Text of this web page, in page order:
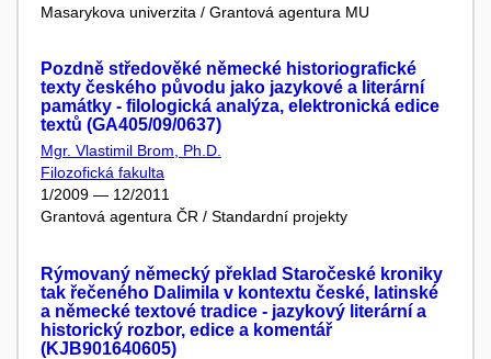
Masarykova univerzita / Grantová agentura MU
Pozdně středověké německé historiografické
texty českého původu jako jazykové a literární
památky - filologická analýza, elektronická edice
textů (GA405/09/0637)
Mgr. Vlastimil Brom, Ph.D.
Filozofická fakulta
1/2009 — 12/2011
Grantová agentura ČR / Standardní projekty
Rýmovaný německý překlad Staročeské kroniky
tak řečeného Dalimila v kontextu české, latinské
a německé textové tradice - jazykový literární a
historický rozbor, edice a komentář
(KJB901640605)